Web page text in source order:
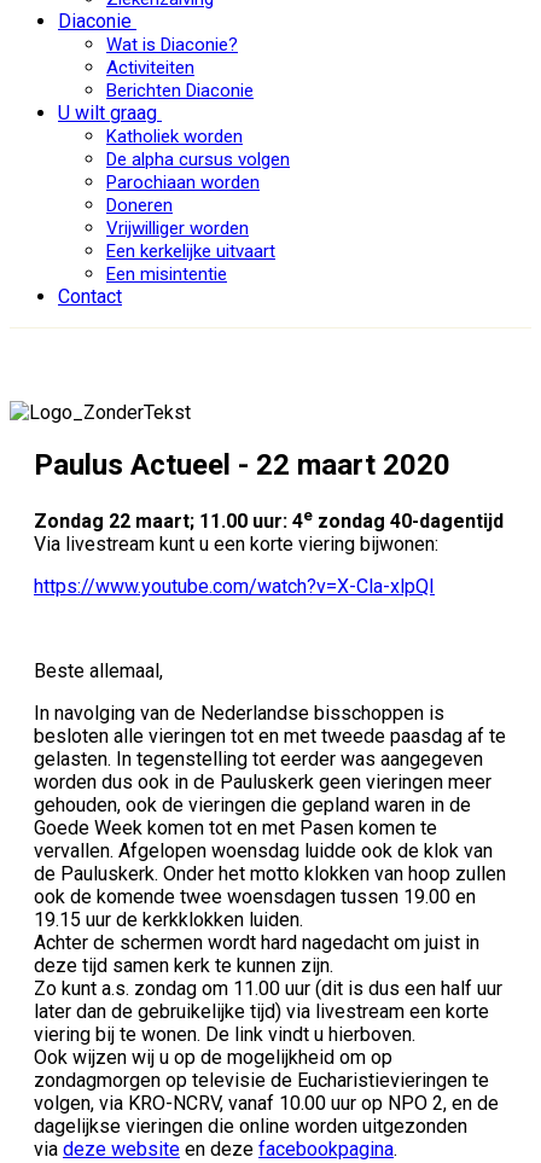
Diaconie
Wat is Diaconie?
Activiteiten
Berichten Diaconie
U wilt graag
Katholiek worden
De alpha cursus volgen
Parochiaan worden
Doneren
Vrijwilliger worden
Een kerkelijke uitvaart
Een misintentie
Contact
Paulus Actueel - 22 maart 2020
Zondag 22 maart; 11.00 uur: 4e zondag 40-dagentijd
Via livestream kunt u een korte viering bijwonen:
https://www.youtube.com/watch?v=X-Cla-xlpQI
Beste allemaal,
In navolging van de Nederlandse bisschoppen is
besloten alle vieringen tot en met tweede paasdag af te
gelasten. In tegenstelling tot eerder was aangegeven
worden dus ook in de Pauluskerk geen vieringen meer
gehouden, ook de vieringen die gepland waren in de
Goede Week komen tot en met Pasen komen te
vervallen. Afgelopen woensdag luidde ook de klok van
de Pauluskerk. Onder het motto klokken van hoop zullen
ook de komende twee woensdagen tussen 19.00 en
19.15 uur de kerkklokken luiden.
Achter de schermen wordt hard nagedacht om juist in
deze tijd samen kerk te kunnen zijn.
Zo kunt a.s. zondag om 11.00 uur (dit is dus een half uur
later dan de gebruikelijke tijd) via livestream een korte
viering bij te wonen. De link vindt u hierboven.
Ook wijzen wij u op de mogelijkheid om op
zondagmorgen op televisie de Eucharistievieringen te
volgen, via KRO-NCRV, vanaf 10.00 uur op NPO 2, en de
dagelijkse vieringen die online worden uitgezonden
via deze website en deze facebookpagina.